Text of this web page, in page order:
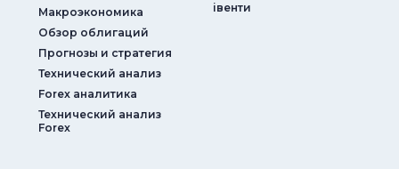
Макроэкономика
Обзор облигаций
Прогнозы и стратегия
Технический анализ
Forex аналитика
Технический анализ
Forex
iвенти